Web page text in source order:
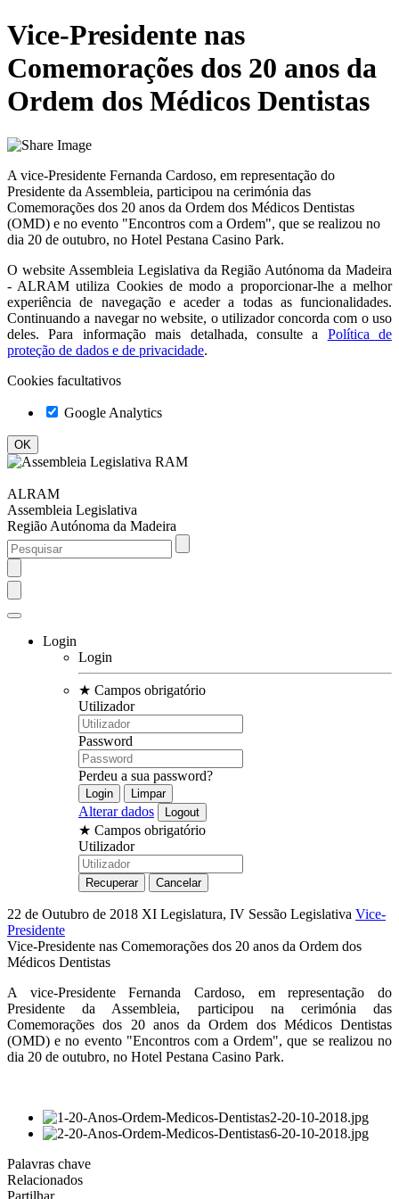
Vice-Presidente nas
Comemorações dos 20 anos da
Ordem dos Médicos Dentistas
A vice-Presidente Fernanda Cardoso, em representação do
Presidente da Assembleia, participou na cerimónia das
Comemorações dos 20 anos da Ordem dos Médicos Dentistas
(OMD) e no evento "Encontros com a Ordem", que se realizou no
dia 20 de outubro, no Hotel Pestana Casino Park.
O website Assembleia Legislativa da Região Autónoma da Madeira
- ALRAM utiliza Cookies de modo a proporcionar-lhe a melhor
experiência de navegação e aceder a todas as funcionalidades.
Continuando a navegar no website, o utilizador concorda com o uso
deles. Para informação mais detalhada, consulte a
Política de
proteção de dados e de privacidade.
Cookies facultativos
Google Analytics
ALRAM
Assembleia Legislativa
Região Autónoma da Madeira
Login
Login
★ Campos obrigatório
Utilizador
Password
Perdeu a sua password?
Alterar dados
★ Campos obrigatório
Utilizador
22 de Outubro de 2018 XI Legislatura, IV Sessão Legislativa Vice-
Presidente
Vice-Presidente nas Comemorações dos 20 anos da Ordem dos
Médicos Dentistas
A vice-Presidente Fernanda Cardoso, em representação do
Presidente da Assembleia, participou na cerimónia das
Comemorações dos 20 anos da Ordem dos Médicos Dentistas
(OMD) e no evento "Encontros com a Ordem", que se realizou no
dia 20 de outubro, no Hotel Pestana Casino Park.
Palavras chave
Relacionados
Partilhar